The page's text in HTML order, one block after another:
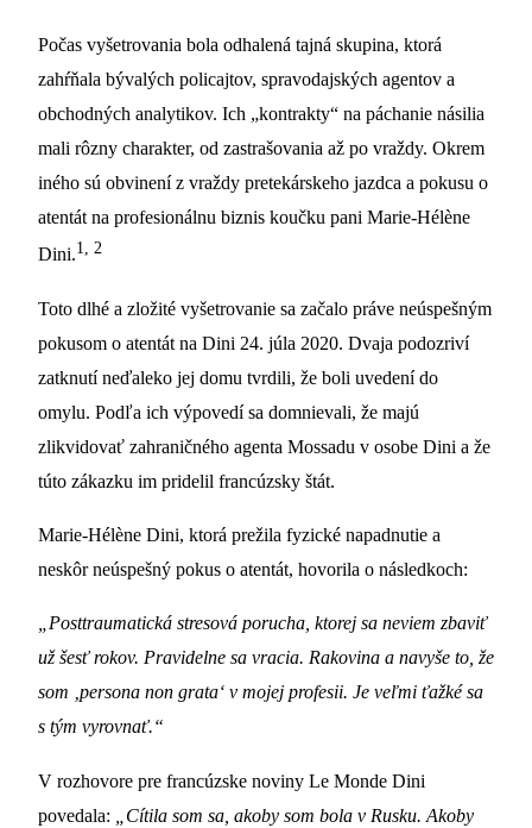
Počas vyšetrovania bola odhalená tajná skupina, ktorá
zahŕňala bývalých policajtov, spravodajských agentov a
obchodných analytikov. Ich „kontrakty“ na páchanie násilia
mali rôzny charakter, od zastrašovania až po vraždy. Okrem
iného sú obvinení z vraždy pretekárskeho jazdca a pokusu o
atentát na profesionálnu biznis koučku pani Marie-Hélène
Dini.1, 2
Toto dlhé a zložité vyšetrovanie sa začalo práve neúspešným
pokusom o atentát na Dini 24. júla 2020. Dvaja podozriví
zatknutí neďaleko jej domu tvrdili, že boli uvedení do
omylu. Podľa ich výpovedí sa domnievali, že majú
zlikvidovať zahraničného agenta Mossadu v osobe Dini a že
túto zákazku im pridelil francúzsky štát.
Marie-Hélène Dini, ktorá prežila fyzické napadnutie a
neskôr neúspešný pokus o atentát, hovorila o následkoch:
„Posttraumatická stresová porucha, ktorej sa neviem zbaviť
už šesť rokov. Pravidelne sa vracia. Rakovina a navyše to, že
som ‚persona non grata‘ v mojej profesii. Je veľmi ťažké sa
s tým vyrovnať.“
V rozhovore pre francúzske noviny Le Monde Dini
povedala:
„Cítila som sa, akoby som bola v Rusku. Akoby